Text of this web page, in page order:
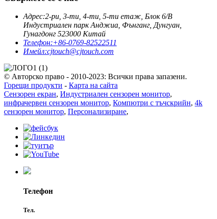
Адрес:2-ри, 3-ти, 4-ти, 5-ти етаж, Блок 6/B
Индустриален парк Анджиа, Фънганг, Дунгуан,
Гунагдонг 523000 Китай
Телефон:+86-0769-82522511
Имейл:cjtouch@cjtouch.com
© Авторско право - 2010-2023: Всички права запазени.
Горещи продукти - Карта на сайта
Сензорен екран, Индустриален сензорен монитор,
инфрачервен сензорен монитор, Компютри с тъчскрийн, 4k
сензорен монитор, Персонализиране,
Телефон
Тел.